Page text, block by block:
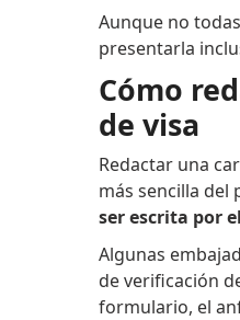
Aunque no
presentarla
Cómo
de visa
Redactar una
más sencilla del
ser escrita por
Algunas
de verificación
formulario, el